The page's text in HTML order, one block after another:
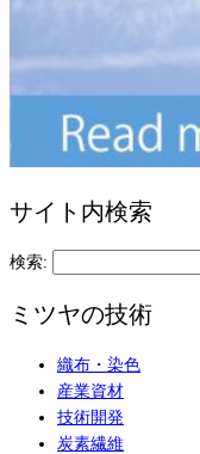
サイト内検索
検索:
ミツヤの技術
織布・染色
産業資材
技術開発
炭素繊維